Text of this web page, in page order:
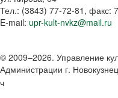
Тел.: (3843) 77-72-81 , факс:
E-mail: upr-kult-nvkz@mail.ru
© 2009–2026. Управление
Администрации г.
ч